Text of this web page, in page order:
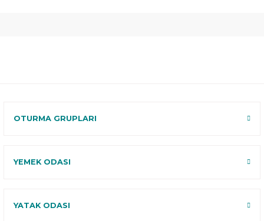
OTURMA GRUPLARI
YEMEK ODASI
YATAK ODASI